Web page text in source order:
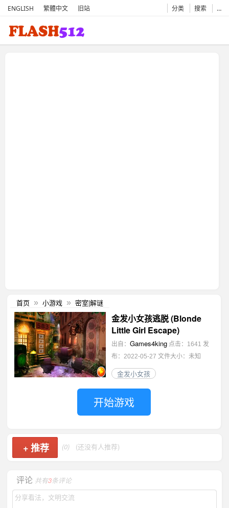
ENGLISH 繁體中文 旧站 分类 搜索 …
首页 » 小游戏 » 密室|解谜
金发小女孩逃脱 (Blonde
Little Girl Escape)
出自： Games4king 点击：1641 发
布：2022-05-27 文件大小：未知
金发小女孩
开始游戏
+推荐 (0) (还没有人推荐)
评论 共有3条评论